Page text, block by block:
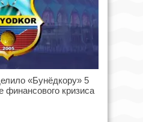
«Бунёдкору» 5
кризиса